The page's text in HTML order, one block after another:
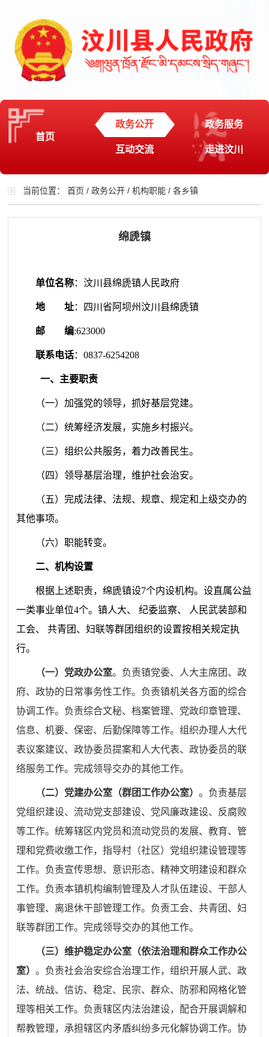
首页
政务公开 政务服务
互动交流 走进汶川
当前位置：首页 /政务公开 /机构职能 /各乡镇
绵虒镇
单位名称：汶川县绵虒镇人民政府
地 址： 四川省阿坝州汶川县绵虒镇
邮 编:623000
联系电话：0837-6254208
一、主要职责
（一）加强党的领导，抓好基层党建。
（二）统筹经济发展，实施乡村振兴。
（三）组织公共服务，着力改善民生。
（四）领导基层治理，维护社会治安。
（五）完成法律、法规、规章、规定和上级交办的
其他事项。
（六）职能转变。
二、机构设置
根据上述职责，绵虒镇设7个内设机构。设直属公益
一类事业单位4个。镇人大、 纪委监察、 人民武装部和
工会、 共青团、妇联等群团组织的设置按相关规定执
行。
（一）党政办公室。 负责镇党委、人大主席团、政
府、政协的日常事务性工作。负责镇机关各方面的综合
协调工作。负责综合文秘、档案管理、党政印章管理、
信息、机要、保密、后勤保障等工作。组织办理人大代
表议案建议、政协委员提案和人大代表、政协委员的联
络服务工作。完成领导交办的其他工作。
（二）党建办公室（群团工作办公室）。 负责基层
党组织建设、流动党支部建设、党风廉政建设、反腐败
等工作。统筹辖区内党员和流动党员的发展、教育、管
理和党费收缴工作，指导村 （社区）党组织建设管理等
工作。负责宣传思想、意识形态、精神文明建设和群众
工作。负责本镇机构编制管理及人才队伍建设、干部人
事管理、离退休干部管理工作。负责工会、共青团、妇
联等群团工作。完成领导交办的其他工作。
（三）维护稳定办公室（依法治理和群众工作办公
室）。 负责社会治安综合治理工作，组织开展人武、政
法、统战、信访、稳定、民宗、群众、防邪和网格化管
理等相关工作。负责辖区内法治建设，配合开展调解和
帮教管理，承担辖区内矛盾纠纷多元化解协调工作。协